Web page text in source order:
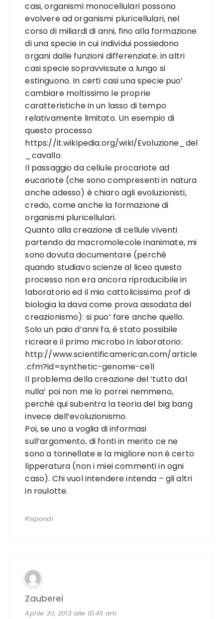
casi, organismi monocellulari possono
evolvere ad organismi pluricellulari, nel
corso di miliardi di anni, fino alla formazione
di una specie in cui individui possiedono
organi dalle funzioni differenziate. in altri
casi specie sopravvissute a lungo si
estinguono. In certi casi una specie puo’
cambiare moltissimo le proprie
caratteristiche in un lasso di tempo
relativamente limitato. Un esempio di
questo processo
https://it.wikipedia.org/wiki/Evoluzione_del
_cavallo.
Il passaggio da cellule procariote ad
eucariote (che sono compresenti in natura
anche adesso) è chiaro agli evoluzionisti,
credo, come anche la formazione di
organismi pluricellulari.
Quanto alla creazione di cellule viventi
partendo da macromolecole inanimate, mi
sono dovuta documentare (perché
quando studiavo scienze al liceo questo
processo non era ancora riproducibile in
laboratorio ed il mio cattolicissimo prof di
biologia la dava come prova assodata del
creazionismo): si puo’ fare anche quello.
Solo un paio d’anni fa, è stato possibile
ricreare il primo microbo in laboratorio:
http://www.scientificamerican.com/article
.cfm?id=synthetic-genome-cell
Il problema della creazione del ‘tutto dal
nulla’ poi non me lo porrei nemmeno,
perché qui subentra la teoria del big bang
invece dell’evoluzionismo.
Poi, se uno a voglia di informasi
sull’argomento, di fonti in merito ce ne
sono a tonnellate e la migliore non è certo
lipperatura (non i miei commenti in ogni
caso). Chi vuol intendere intenda – gli altri
in roulotte.
Rispondi
Zauberei
Aprile 30, 2013 alle 10:45 am